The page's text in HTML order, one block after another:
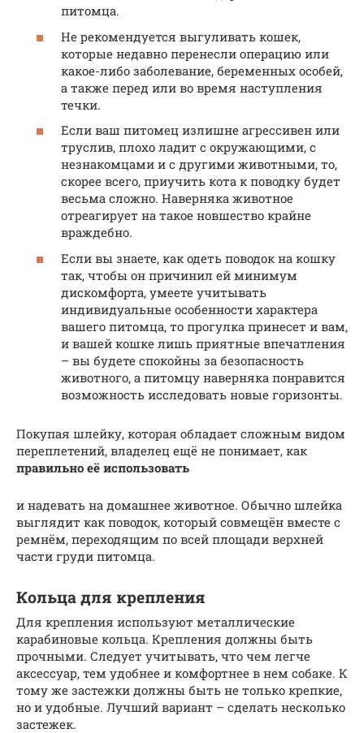
питомца.
Не рекомендуется выгуливать кошек,
которые недавно перенесли операцию или
какое-либо заболевание, беременных особей,
а также перед или во время наступления
течки.
Если ваш питомец излишне агрессивен или
труслив, плохо ладит с окружающими, с
незнакомцами и с другими животными, то,
скорее всего, приучить кота к поводку будет
весьма сложно. Наверняка животное
отреагирует на такое новшество крайне
враждебно.
Если вы знаете, как одеть поводок на кошку
так, чтобы он причинил ей минимум
дискомфорта, умеете учитывать
индивидуальные особенности характера
вашего питомца, то прогулка принесет и вам,
и вашей кошке лишь приятные впечатления
– вы будете спокойны за безопасность
животного, а питомцу наверняка понравится
возможность исследовать новые горизонты.
Покупая шлейку, которая обладает сложным видом
переплетений, владелец ещё не понимает, как
правильно её использовать
и надевать на домашнее животное. Обычно шлейка
выглядит как поводок, который совмещён вместе с
ремнём, переходящим по всей площади верхней
части груди питомца.
Кольца для крепления
Для крепления используют металлические
карабиновые кольца. Крепления должны быть
прочными. Следует учитывать, что чем легче
аксессуар, тем удобнее и комфортнее в нем собаке. К
тому же застежки должны быть не только крепкие,
но и удобные. Лучший вариант – сделать несколько
застежек.